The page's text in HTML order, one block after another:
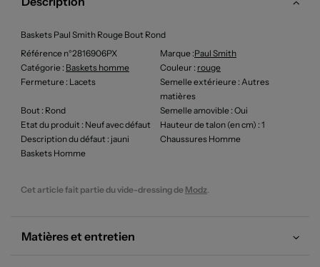
Baskets Paul Smith Rouge Bout Rond
Référence n°2816906PX
Marque :Paul Smith
Catégorie : Baskets homme Couleur : rouge
Fermeture : Lacets Semelle extérieure : Autres
matières
Bout : Rond Semelle amovible : Oui
Etat du produit : Neuf avec défaut Hauteur de talon (en cm) : 1
Description du défaut : jauni
Chaussures Homme
Baskets Homme
Cet article fait partie du vide-dressing de Modz.
Matières et entretien